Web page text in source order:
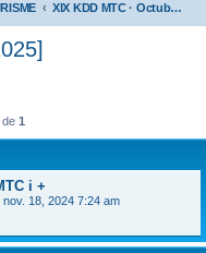
XIX KDD MTC · Octubre · [2025]
de 1
i +
nov. 18, 2024 7:24 am